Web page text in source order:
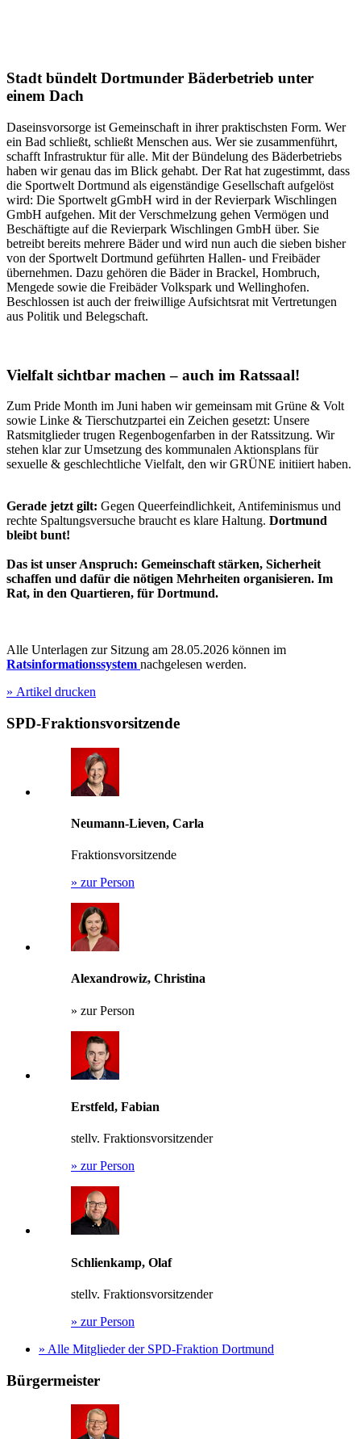
Stadt bündelt Dortmunder Bäderbetrieb unter
einem Dach
Daseinsvorsorge ist Gemeinschaft in ihrer praktischsten Form. Wer
ein Bad schließt, schließt Menschen aus. Wer sie zusammenführt,
schafft Infrastruktur für alle. Mit der Bündelung des Bäderbetriebs
haben wir genau das im Blick gehabt. Der Rat hat zugestimmt, dass
die Sportwelt Dortmund als eigenständige Gesellschaft aufgelöst
wird: Die Sportwelt gGmbH wird in der Revierpark Wischlingen
GmbH aufgehen. Mit der Verschmelzung gehen Vermögen und
Beschäftigte auf die Revierpark Wischlingen GmbH über. Sie
betreibt bereits mehrere Bäder und wird nun auch die sieben bisher
von der Sportwelt Dortmund geführten Hallen- und Freibäder
übernehmen. Dazu gehören die Bäder in Brackel, Hombruch,
Mengede sowie die Freibäder Volkspark und Wellinghofen.
Beschlossen ist auch der freiwillige Aufsichtsrat mit Vertretungen
aus Politik und Belegschaft.
Vielfalt sichtbar machen – auch im Ratssaal!
Zum Pride Month im Juni haben wir gemeinsam mit Grüne & Volt
sowie Linke & Tierschutzpartei ein Zeichen gesetzt: Unsere
Ratsmitglieder trugen Regenbogenfarben in der Ratssitzung. Wir
stehen klar zur Umsetzung des kommunalen Aktionsplans für
sexuelle & geschlechtliche Vielfalt, den wir GRÜNE initiiert haben.
Gerade jetzt gilt: Gegen Queerfeindlichkeit, Antifeminismus und
rechte Spaltungsversuche braucht es klare Haltung. Dortmund
bleibt bunt!
Das ist unser Anspruch: Gemeinschaft stärken, Sicherheit
schaffen und dafür die nötigen Mehrheiten organisieren. Im
Rat, in den Quartieren, für Dortmund.
Alle Unterlagen zur Sitzung am 28.05.2026 können im
Ratsinformationssystem nachgelesen werden.
» Artikel drucken
SPD-Fraktionsvorsitzende
Neumann-Lieven, Carla
Fraktionsvorsitzende
» zur Person
Alexandrowiz, Christina
» zur Person
Erstfeld, Fabian
stellv. Fraktionsvorsitzender
» zur Person
Schlienkamp, Olaf
stellv. Fraktionsvorsitzender
» zur Person
» Alle Mitglieder der SPD-Fraktion Dortmund
Bürgermeister